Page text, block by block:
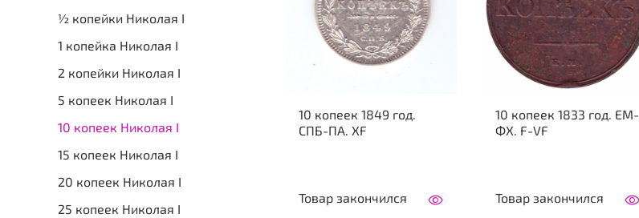
10 копеек 1849 год.
СПБ-ПА. XF
Товар закончился
10 копеек 1833 год. ЕМ-
ФХ. F-VF
Товар закончился
½ копейки Николая I
1 копейка Николая I
2 копейки Николая I
5 копеек Николая I
10 копеек Николая I
15 копеек Николая I
20 копеек Николая I
25 копеек Николая I